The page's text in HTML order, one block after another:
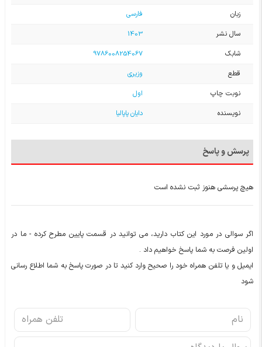
زبان
فارسی
سال نشر
1403
شابک
9786008254067
قطع
وزیری
نوبت چاپ
اول
نویسنده
دایان پاپالیا
پرسش و پاسخ
هیچ پرسشی هنوز ثبت نشده است
اگر سوالی در مورد این کتاب دارید، می توانید در قسمت پایین مطرح کرده - ما در
اولین فرصت به شما پاسخ خواهیم داد .
ایمیل و یا تلفن همراه خود را صحیح وارد کنید تا در صورت پاسخ به شما اطلاع رسانی
شود